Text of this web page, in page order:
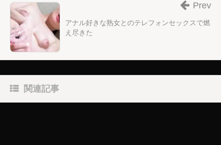
アナル好きな熟女とのテレフォンセックスで燃
え尽きた
Prev
関連記事